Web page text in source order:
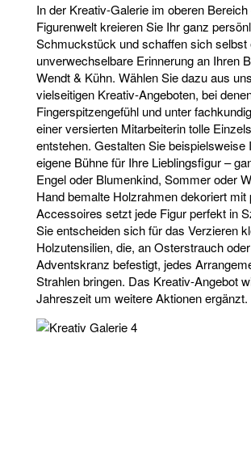
In der Kreativ-Galerie im oberen Bereich
Figurenwelt kreieren Sie Ihr ganz
Schmuckstück und schaffen sich selbst
unverwechselbare Erinnerung an Ihren
Wendt & Kühn. Wählen Sie dazu aus
vielseitigen Kreativ-Angeboten, bei
Fingerspitzengefühl und unter
einer versierten Mitarbeiterin tolle
entstehen. Gestalten Sie beispielsweise
eigene Bühne für Ihre Lieblingsfigur –
Engel oder Blumenkind, Sommer oder
Hand bemalte Holzrahmen dekoriert mit
Accessoires setzt jede Figur perfekt in
Sie entscheiden sich für das Verzieren
Holzutensilien, die, an Osterstrauch oder
Adventskranz befestigt, jedes
Strahlen bringen. Das Kreativ-Angebot
Jahreszeit um weitere Aktionen ergänzt.